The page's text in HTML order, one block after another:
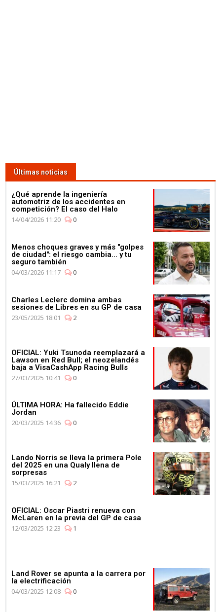
¿Qué corre más: un guepardo
o un Fórmula E? Jéan-Eric
Vergné nos saca de dudas
01:11
Mercedes celebra su 4º
Campeonato de
03:11
Max Verstappen se pone al
Últimas noticias
¿Qué aprende la ingeniería
automotriz de los accidentes en
competición? El caso del Halo
14/04/2026 11:20
0
Menos choques graves y más "golpes
de ciudad": el riesgo cambia... y tu
seguro también
04/03/2026 11:17
0
Charles Leclerc domina ambas
sesiones de Libres en su GP de casa
23/05/2025 18:01
2
OFICIAL: Yuki Tsunoda reemplazará a
Lawson en Red Bull; el neozelandés
baja a VisaCashApp Racing Bulls
27/03/2025 10:41
0
ÚLTIMA HORA: Ha fallecido Eddie
Jordan
20/03/2025 14:36
0
Lando Norris se lleva la primera Pole
del 2025 en una Qualy llena de
sorpresas
15/03/2025 16:21
2
OFICIAL: Oscar Piastri renueva con
McLaren en la previa del GP de casa
12/03/2025 12:23
1
Land Rover se apunta a la carrera por
la electrificación
04/03/2025 12:08
0